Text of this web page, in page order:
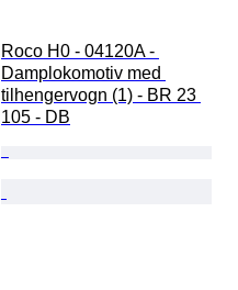
Roco H0 - 04120A -
Damplokomotiv med
tilhengervogn (1) - BR 23
105 - DB